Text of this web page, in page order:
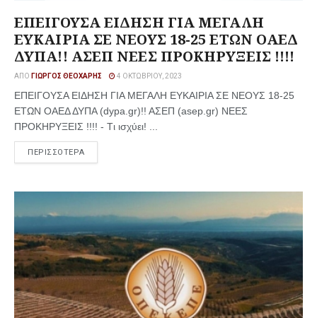
ΕΠΕΙΓΟΥΣΑ ΕΙΔΗΣΗ ΓΙΑ ΜΕΓΑΛΗ
ΕΥΚΑΙΡΙΑ ΣΕ ΝΕΟΥΣ 18-25 ΕΤΩΝ ΟΑΕΔ
ΔΥΠΑ!! ΑΣΕΠ ΝΕΕΣ ΠΡΟΚΗΡΥΞΕΙΣ !!!!
ΑΠΌ ΓΙΏΡΓΟΣ ΘΕΟΧΆΡΗΣ 4 ΟΚΤΩΒΡΊΟΥ, 2023
ΕΠΕΙΓΟΥΣΑ ΕΙΔΗΣΗ ΓΙΑ ΜΕΓΑΛΗ ΕΥΚΑΙΡΙΑ ΣΕ ΝΕΟΥΣ 18-25
ΕΤΩΝ ΟΑΕΔ ΔΥΠΑ (dypa.gr)!! ΑΣΕΠ (asep.gr) ΝΕΕΣ
ΠΡΟΚΗΡΥΞΕΙΣ !!!! - Tι ισχύει! ...
ΠΕΡΙΣΣΟΤΕΡΑ